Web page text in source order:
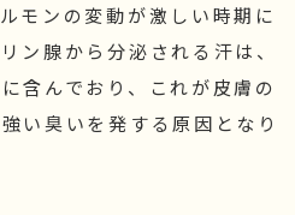
モンの変動が激しい時期に
ン腺から分泌される汗は、
含んでおり、これが皮膚の
い臭いを発する原因となり